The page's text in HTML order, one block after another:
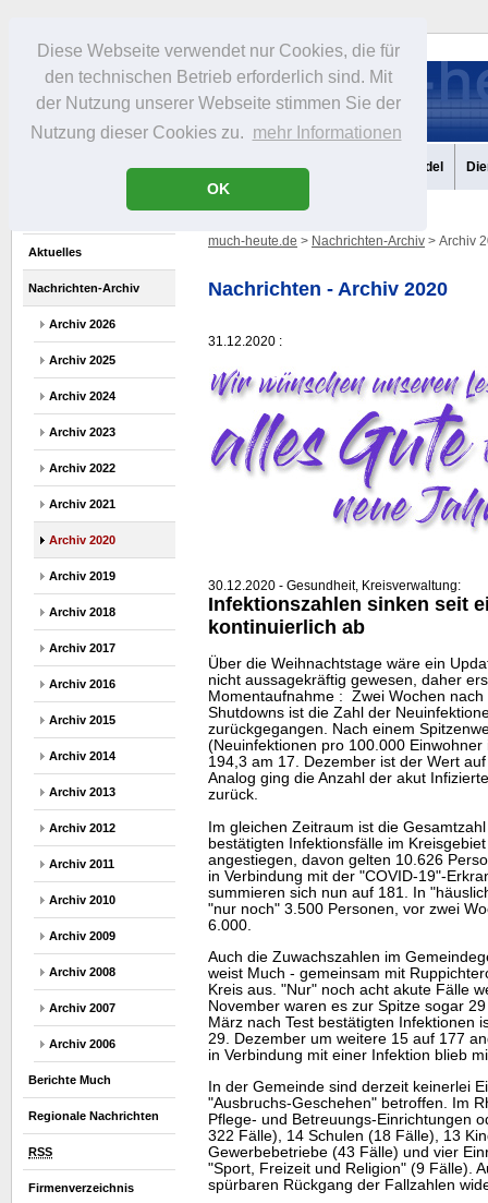
Diese Webseite verwendet nur Cookies, die für
den technischen Betrieb erforderlich sind. Mit
der Nutzung unserer Webseite stimmen Sie der
Nutzung dieser Cookies zu. mehr Informationen
OK
Portrait Infos Freizeit Gastronomie Handel
Aktuelles
Nachrichten-Archiv
Archiv 2026
Archiv 2025
Archiv 2024
Archiv 2023
Archiv 2022
Archiv 2021
Archiv 2020
Archiv 2019
Archiv 2018
Archiv 2017
Archiv 2016
Archiv 2015
Archiv 2014
Archiv 2013
Archiv 2012
Archiv 2011
Archiv 2010
Archiv 2009
Archiv 2008
Archiv 2007
Archiv 2006
Berichte Much
Regionale Nachrichten
RSS
Firmenverzeichnis
much-heute.de > Nachrichten-Archiv > Archiv
Nachrichten - Archiv 2020
31.12.2020 :
30.12.2020 - Gesundheit, Kreisverwaltung:
Infektionszahlen sinken seit
kontinuierlich ab
Über die Weihnachtstage wäre ein
nicht aussagekräftig gewesen, daher
Momentaufnahme : Zwei Wochen
Shutdowns ist die Zahl der
zurückgegangen. Nach einem
(Neuinfektionen pro 100.000
194,3 am 17. Dezember ist der Wert
Analog ging die Anzahl der akut
zurück.
Im gleichen Zeitraum ist die
bestätigten Infektionsfälle im
angestiegen, davon gelten 10.626
in Verbindung mit der "COVID-19"-
summieren sich nun auf 181. In
"nur noch" 3.500 Personen, vor zwei
6.000.
Auch die Zuwachszahlen im
weist Much - gemeinsam mit
Kreis aus. "Nur" noch acht akute Fälle
November waren es zur Spitze sogar
März nach Test bestätigten Infektionen
29. Dezember um weitere 15 auf 177
in Verbindung mit einer Infektion blieb
In der Gemeinde sind derzeit keinerlei
"Ausbruchs-Geschehen" betroffen. Im
Pflege- und Betreuungs-Einrichtungen
322 Fälle), 14 Schulen (18 Fälle), 13
Gewerbebetriebe (43 Fälle) und vier
"Sport, Freizeit und Religion" (9 Fälle).
spürbaren Rückgang der Fallzahlen